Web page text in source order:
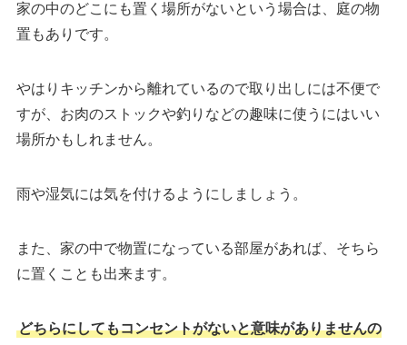
家の中のどこにも置く場所がないという場合は、庭の物
置もありです。
やはりキッチンから離れているので取り出しには不便で
すが、お肉のストックや釣りなどの趣味に使うにはいい
場所かもしれません。
雨や湿気には気を付けるようにしましょう。
また、家の中で物置になっている部屋があれば、そちら
に置くことも出来ます。
どちらにしてもコンセントがないと意味がありませんの